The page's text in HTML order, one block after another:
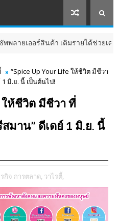
ค้า เติมรายได้ช่วยเศรษฐกิจไทย
“Spice Up Your Life ให้ชีวิต มีชีวา
มิ.ย. นี้ เป็นต้นไป!
ให้ชีวิต มีชีวา ที่
มาน” ดีเดย์ 1 มิ.ย. นี้
กิจ การตลาด, วาไรตี้,